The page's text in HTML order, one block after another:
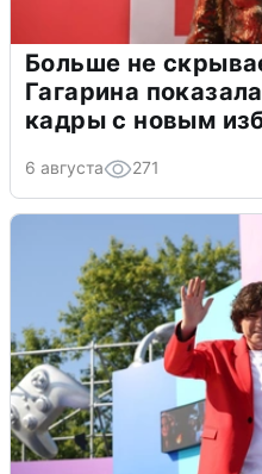
Больше не
Гагарина
кадры с новым
6 августа 271